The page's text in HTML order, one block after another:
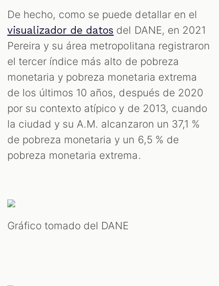
De hecho, como se puede detallar en el
visualizador de datos del DANE, en 2021
Pereira y su área metropolitana registraron
el tercer índice más alto de pobreza
monetaria y pobreza monetaria extrema
de los últimos 10 años, después de 2020
por su contexto atípico y de 2013, cuando
la ciudad y su A.M. alcanzaron un 37,1 %
de pobreza monetaria y un 6,5 % de
pobreza monetaria extrema.
Gráfico tomado del DANE